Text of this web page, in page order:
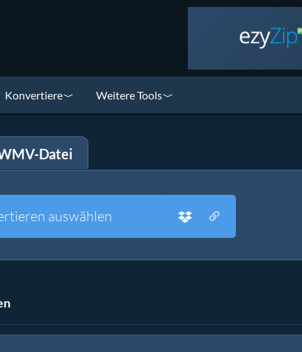
Konvertiere Weitere Tools
Datei
auswählen